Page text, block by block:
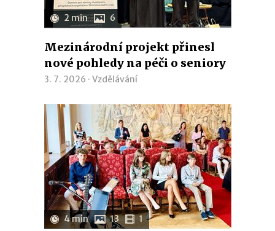
2 min 6
Mezinárodní projekt přinesl
nové pohledy na péči o seniory
3. 7. 2026 · Vzdělávání
4 min 13 1